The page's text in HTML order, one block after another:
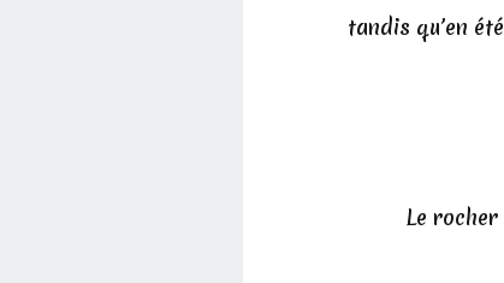
tandis qu’en
Le